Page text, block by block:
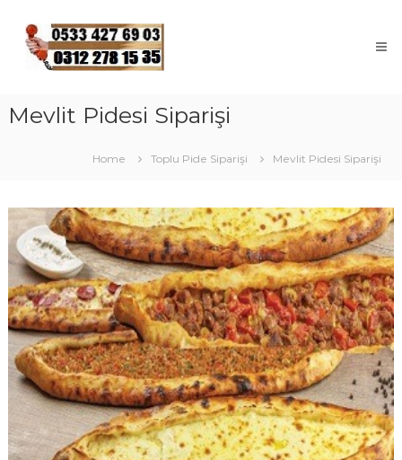
content
ANKARA
TOPLU
PİDE
Pidesi
Mevlit Pidesi Siparişi
Home Toplu Pide Siparişi Mevlit Pidesi Siparişi